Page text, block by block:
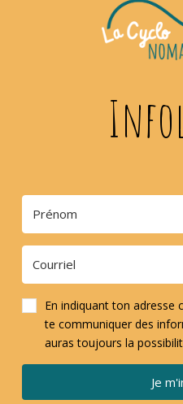
En indiquant ton adresse
te communiquer des
auras toujours la
Je